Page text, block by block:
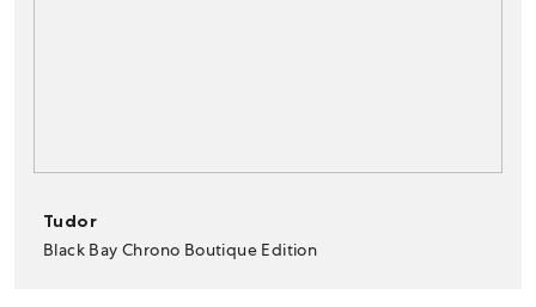
Tudor
Black Bay Chrono Boutique Edition